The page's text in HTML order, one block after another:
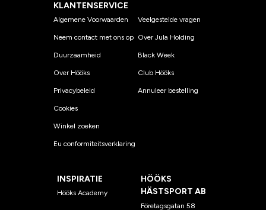
KLANTENSERVICE
Algemene Voorwaarden
Neem contact met ons op
Duurzaamheid
Over Hööks
Privacybeleid
Cookies
Winkel zoeken
Eu conformiteitsverklaring
Veelgestelde vragen
Over Jula Holding
Black Week
Club Hööks
Annuleer bestelling
INSPIRATIE
Hööks Academy
HÖÖKS
HÄSTSPORT AB
Företagsgatan 58